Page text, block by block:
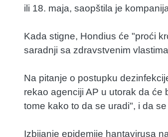
ili 18. maja, saopštila je
Kada stigne, Hondius će "proći
saradnji sa zdravstvenim
Na pitanje o postupku
rekao agenciji AP u utorak da će
tome kako to da se uradi", i da
Izbijanje epidemije hantavirusa